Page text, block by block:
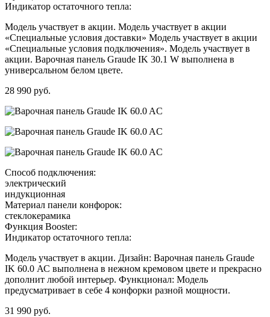
Индикатор остаточного тепла:
Модель участвует в акции. Модель участвует в акции
«Специальные условия доставки» Модель участвует в акции
«Специальные условия подключения». Модель участвует в
акции. Варочная панель Graude IK 30.1 W выполнена в
универсальном белом цвете.
28 990 руб.
Способ подключения:
электрический
индукционная
Материал панели конфорок:
стеклокерамика
Функция Booster:
Индикатор остаточного тепла:
Модель участвует в акции. Дизайн: Варочная панель Graude
IK 60.0 АС выполнена в нежном кремовом цвете и прекрасно
дополнит любой интерьер. Функционал: Модель
предусматривает в себе 4 конфорки разной мощности.
31 990 руб.